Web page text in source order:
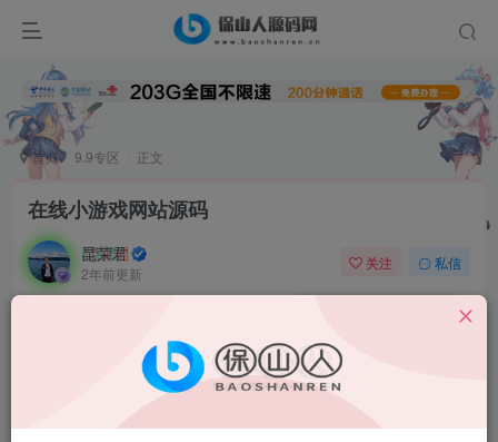
首页 9.9专区 正文
在线小游戏网站源码
昆荣君
2年前更新
关注 私信
源码
静态数据版 发送就能使用